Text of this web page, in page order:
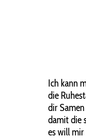
Ich kann
die
dir
damit die
es will mir